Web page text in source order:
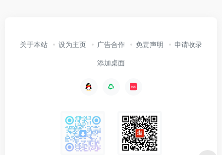
关于本站 设为主页 广告合作 免责声明 申请收录
添加桌面